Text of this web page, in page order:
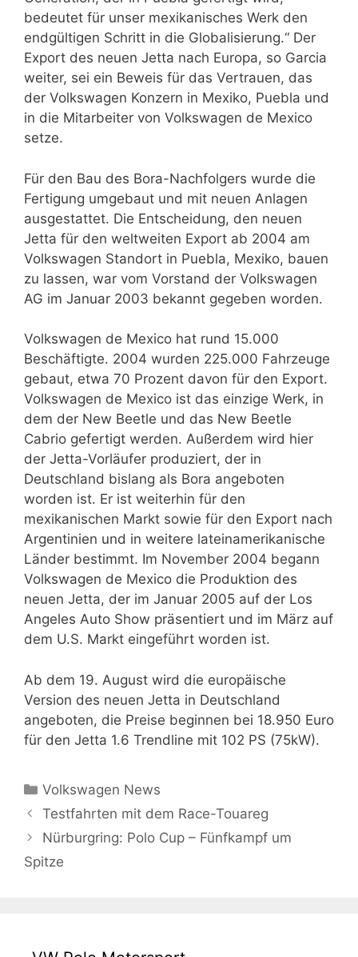
bedeutet für unser mexikanisches Werk den
endgültigen Schritt in die Globalisierung.“ Der
Export des neuen Jetta nach Europa, so Garcia
weiter, sei ein Beweis für das Vertrauen, das
der Volkswagen Konzern in Mexiko, Puebla und
in die Mitarbeiter von Volkswagen de Mexico
setze.
Für den Bau des Bora-Nachfolgers wurde die
Fertigung umgebaut und mit neuen Anlagen
ausgestattet. Die Entscheidung, den neuen
Jetta für den weltweiten Export ab 2004 am
Volkswagen Standort in Puebla, Mexiko, bauen
zu lassen, war vom Vorstand der Volkswagen
AG im Januar 2003 bekannt gegeben worden.
Volkswagen de Mexico hat rund 15.000
Beschäftigte. 2004 wurden 225.000 Fahrzeuge
gebaut, etwa 70 Prozent davon für den Export.
Volkswagen de Mexico ist das einzige Werk, in
dem der New Beetle und das New Beetle
Cabrio gefertigt werden. Außerdem wird hier
der Jetta-Vorläufer produziert, der in
Deutschland bislang als Bora angeboten
worden ist. Er ist weiterhin für den
mexikanischen Markt sowie für den Export nach
Argentinien und in weitere lateinamerikanische
Länder bestimmt. Im November 2004 begann
Volkswagen de Mexico die Produktion des
neuen Jetta, der im Januar 2005 auf der Los
Angeles Auto Show präsentiert und im März auf
dem U.S. Markt eingeführt worden ist.
Ab dem 19. August wird die europäische
Version des neuen Jetta in Deutschland
angeboten, die Preise beginnen bei 18.950 Euro
für den Jetta 1.6 Trendline mit 102 PS (75kW).
Kategorien
Volkswagen News
Testfahrten mit dem Race-Touareg
Nürburgring: Polo Cup – Fünfkampf um
Spitze